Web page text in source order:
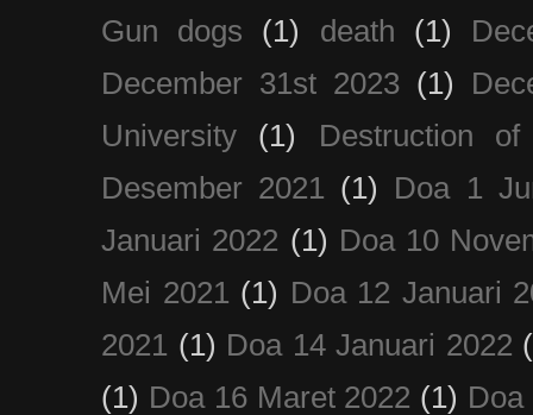
Gun dogs
(1) death (1)
December 31st 2023 (1)
University
(1)
Destruction
Desember 2021
(1)
Doa 1
Januari 2022 (1) Doa 10
Mei 2021 (1) Doa 12 Januari
2021 (1) Doa 14 Januari 2022
(1) Doa 16 Maret 2022 (1) Doa